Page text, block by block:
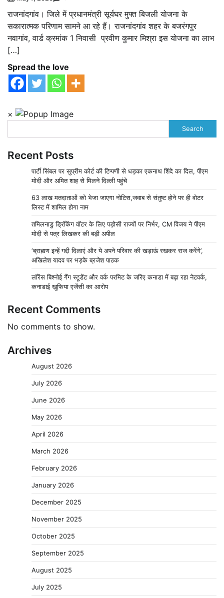
राजनांदगांव। जिले में प्रधानमंत्री सूर्यघर मुफ्त बिजली योजना के
सकारात्मक परिणाम सामने आ रहे हैं। राजनांदगांव शहर के बजरंगपुर
नवागांव, वार्ड क्रमांक 1 निवासी प्रवीण कुमार मिश्रा इस योजना का लाभ
[…]
Spread the love
×
Search
Recent Posts
पार्टी सिंबल पर सुप्रीम कोर्ट की टिप्पणी से धड़का एकनाथ शिंदे का दिल, पीएम
मोदी और अमित शाह से मिलने दिल्ली पहुंचे
63 लाख मतदाताओं को भेजा जाएगा नोटिस,जवाब से संतुष्ट होने पर ही वोटर
लिस्ट में शामिल होगा नाम
तमिलनाडु ड्रिंकिंग वॉटर के लिए पड़ोसी राज्यों पर निर्भर, CM विजय ने पीएम
मोदी से पत्र लिखकर की बड़ी अपील
‘ब्राह्मण इन्हें गद्दी दिलाएं और ये अपने परिवार की खड़ाऊं रखकर राज करेंगे’,
अखिलेश यादव पर भड़के ब्रजेश पाठक
लॉरेंस बिश्नोई गैंग स्टूडेंट और वर्क परमिट के जरिए कनाडा में बढ़ा रहा नेटवर्क,
कनाडाई खुफिया एजेंसी का आरोप
Recent Comments
No comments to show.
Archives
August 2026
July 2026
June 2026
May 2026
April 2026
March 2026
February 2026
January 2026
December 2025
November 2025
October 2025
September 2025
August 2025
July 2025